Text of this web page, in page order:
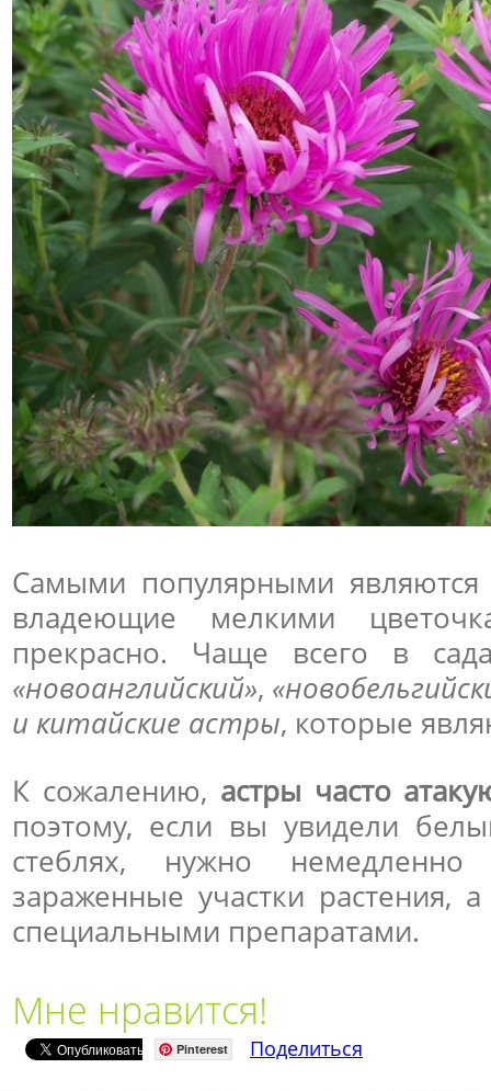
Самыми популярными
владеющие мелкими
прекрасно. Чаще всего в
«новоанглийский»,
и китайские астры, которые
К сожалению, астры часто
поэтому, если вы увидели
стеблях, нужно
зараженные участки растения,
специальными препаратами.
Мне нравится!
Pinterest Поделиться